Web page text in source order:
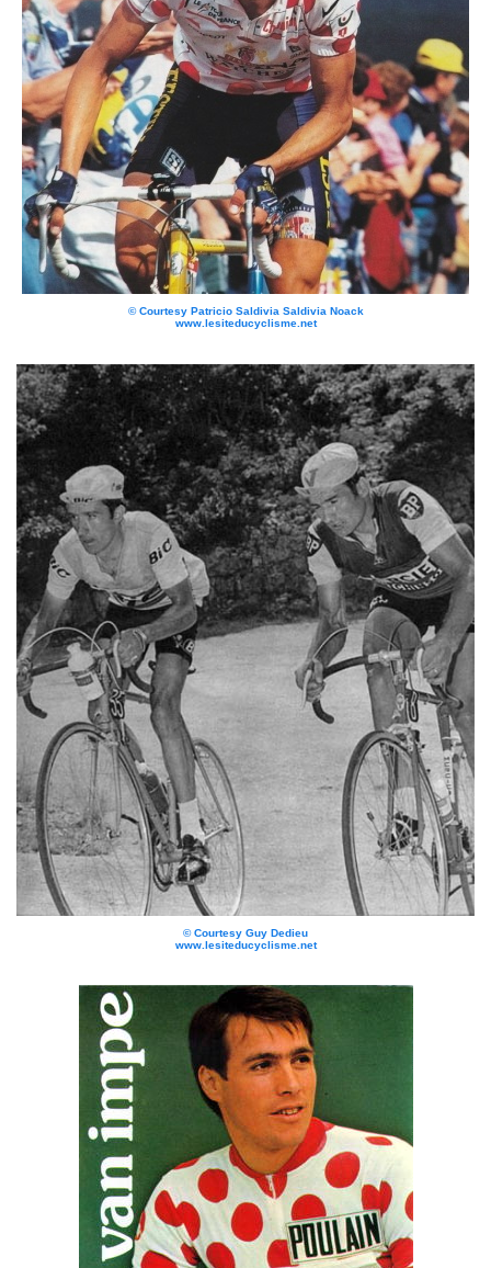
© Courtesy Patricio Saldivia Saldivia Noack
www.lesiteducyclisme.net
© Courtesy Guy Dedieu
www.lesiteducyclisme.net